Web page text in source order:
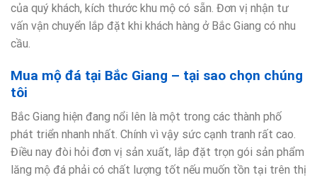
của quý khách, kích thước khu mộ có sẵn. Đơn vị nhận tư
vấn vận chuyển lắp đặt khi khách hàng ở Bắc Giang có nhu
cầu.
Mua mộ đá tại Bắc Giang – tại sao chọn chúng
tôi
Bắc Giang hiện đang nổi lên là một trong các thành phố
phát triển nhanh nhất. Chính vì vậy sức cạnh tranh rất cao.
Điều nay đòi hỏi đơn vị sản xuất, lắp đặt trọn gói sản phẩm
lăng mộ đá phải có chất lượng tốt nếu muốn tồn tại trên thị